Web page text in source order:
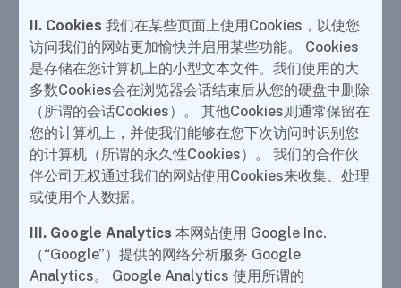
II. Cookies 我们在某些页面上使用Cookies，以使您
访问我们的网站更加愉快并启用某些功能。 Cookies
是存储在您计算机上的小型文本文件。我们使用的大
多数Cookies会在浏览器会话结束后从您的硬盘中删除
（所谓的会话Cookies）。 其他Cookies则通常保留在
您的计算机上，并使我们能够在您下次访问时识别您
的计算机（所谓的永久性Cookies）。 我们的合作伙
伴公司无权通过我们的网站使用Cookies来收集、处理
或使用个人数据。
III. Google Analytics 本网站使用 Google Inc.
（“Google”）提供的网络分析服务 Google
Analytics。 Google Analytics 使用所谓的